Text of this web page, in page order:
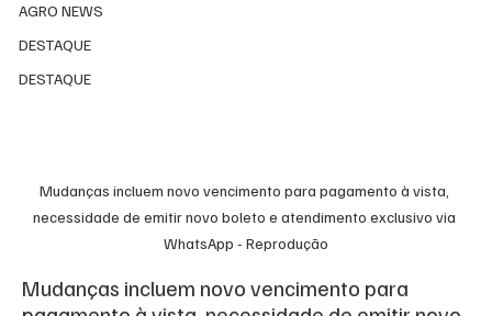
AGRO NEWS
DESTAQUE
DESTAQUE
Mudanças incluem novo vencimento para pagamento à vista,
necessidade de emitir novo boleto e atendimento exclusivo via
WhatsApp - Reprodução
Mudanças incluem novo vencimento para